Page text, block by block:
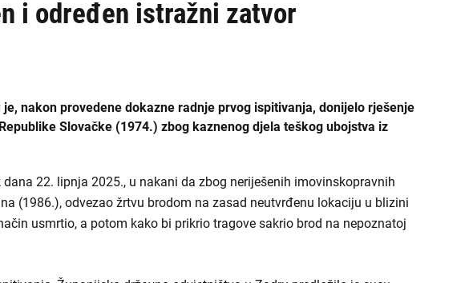
ŽDO Split
ŽDO Velika Gorica
ŽDO Zadar
i određen istražni zatvor
nakon provedene dokazne radnje prvog ispitivanja, donijelo rješenje
Slovačke (1974.) zbog kaznenog djela teškog ubojstva iz
22. lipnja 2025., u nakani da zbog neriješenih imovinskopravnih
(1986.), odvezao žrtvu brodom na zasad neutvrđenu lokaciju u blizini
usmrtio, a potom kako bi prikrio tragove sakrio brod na nepoznatoj